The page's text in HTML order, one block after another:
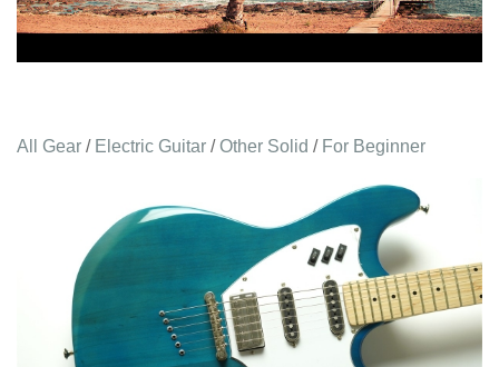
All Gear / Electric Guitar /Other Solid / For Beginner